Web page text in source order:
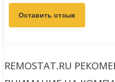
REMOSTAT.RU